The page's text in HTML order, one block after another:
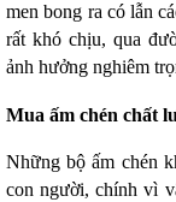
men bong ra có lẫn
rất khó chịu, qua
ảnh hưởng nghiêm
Mua ấm chén chất
Những bộ ấm chén
con người, chính vì